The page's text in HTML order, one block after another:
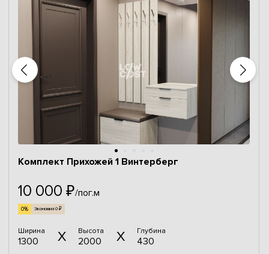
Комплект Прихожей 1 Винтерберг
10 000 ₽/пог.м
0% Экономия 0 ₽
Ширина
1300
Высота
2000
Глубина
430